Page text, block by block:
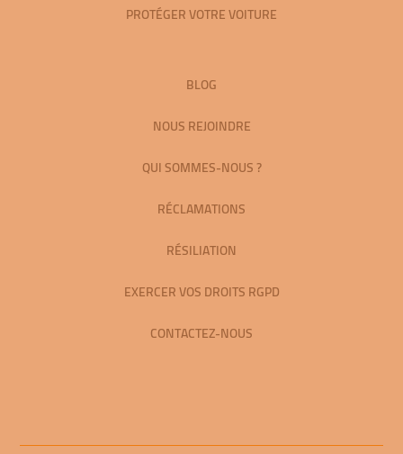
PROTÉGER VOTRE VOITURE
BLOG
NOUS REJOINDRE
QUI SOMMES-NOUS ?
RÉCLAMATIONS
RÉSILIATION
EXERCER VOS DROITS RGPD
CONTACTEZ-NOUS